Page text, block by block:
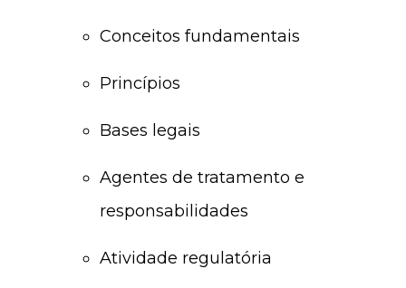
Conceitos fundamentais
Princípios
Bases legais
Agentes de tratamento e
responsabilidades
Atividade regulatória